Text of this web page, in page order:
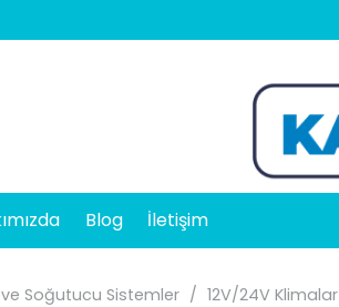
Blog İletişim
ve Soğutucu Sistemler / 12V/24V Klimalar